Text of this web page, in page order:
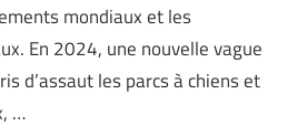
mondiaux et les
En 2024, une nouvelle vague
d’assaut les parcs à chiens et
…